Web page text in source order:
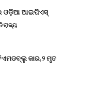
ଓଡ଼ିଆ ଆଇପିଏସ୍
ରାଜ୍ୟ
କାର,୨ ମୃତ